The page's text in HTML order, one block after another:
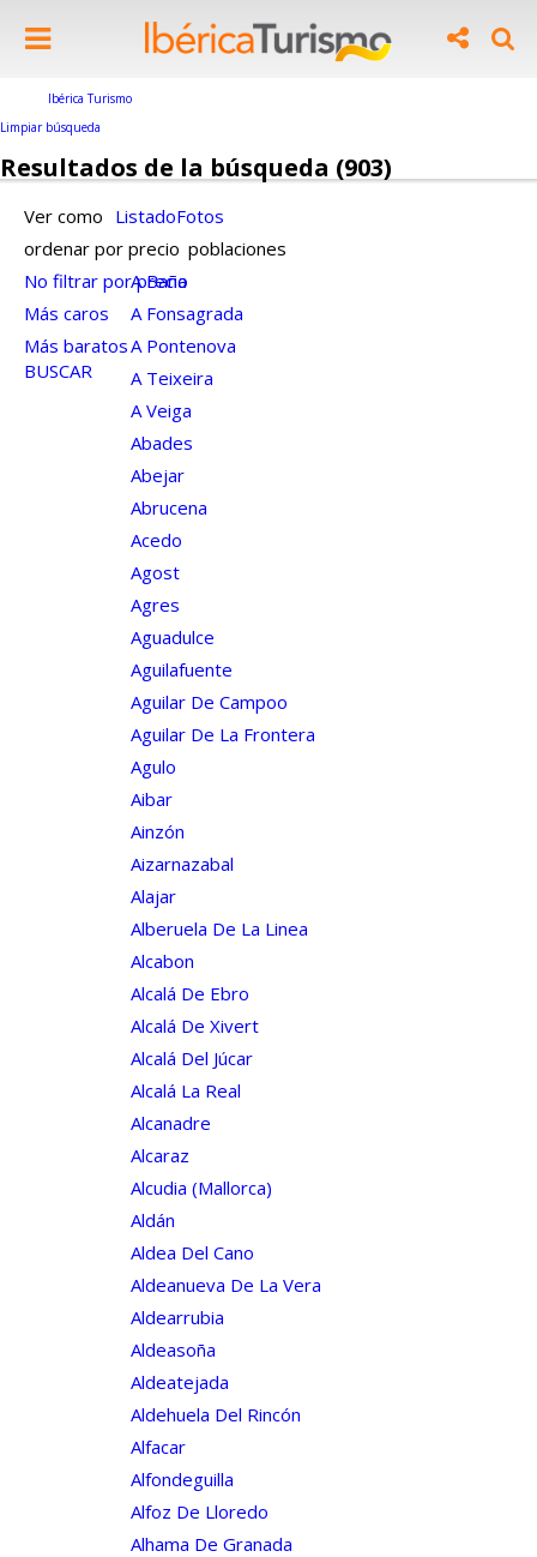
Ibérica Turismo
Limpiar búsqueda
Resultados de la búsqueda (903)
Ver como ListadoFotos
ordenar por precio
No filtrar por precio
Más caros
Más baratos
BUSCAR
poblaciones
A Baña
A Fonsagrada
A Pontenova
A Teixeira
A Veiga
Abades
Abejar
Abrucena
Acedo
Agost
Agres
Aguadulce
Aguilafuente
Aguilar De Campoo
Aguilar De La Frontera
Agulo
Aibar
Ainzón
Aizarnazabal
Alajar
Alberuela De La Linea
Alcabon
Alcalá De Ebro
Alcalá De Xivert
Alcalá Del Júcar
Alcalá La Real
Alcanadre
Alcaraz
Alcudia (mallorca)
Aldán
Aldea Del Cano
Aldeanueva De La Vera
Aldearrubia
Aldeasoña
Aldeatejada
Aldehuela Del Rincón
Alfacar
Alfondeguilla
Alfoz De Lloredo
Alhama De Granada